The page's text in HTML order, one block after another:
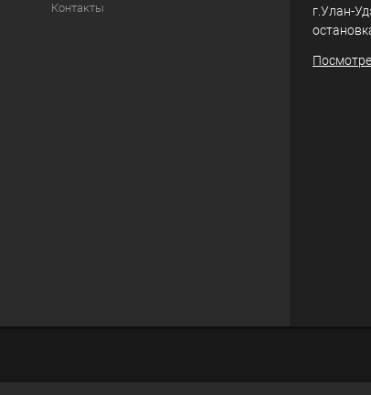
Контакты
г.Улан-